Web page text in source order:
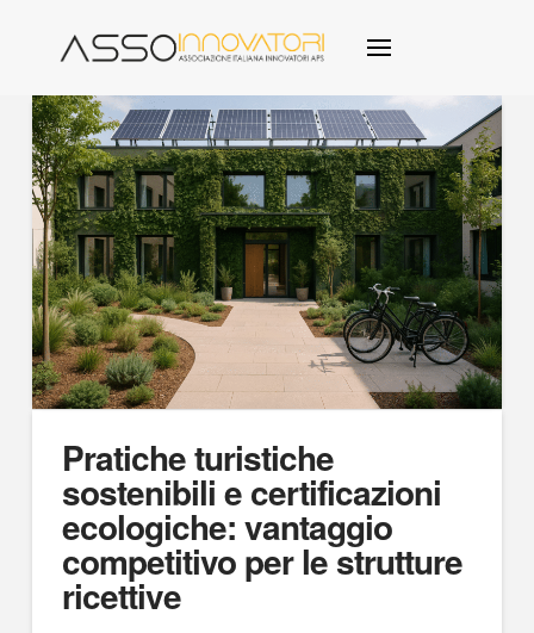
Pratiche turistiche
sostenibili e certificazioni
ecologiche: vantaggio
competitivo per le strutture
ricettive